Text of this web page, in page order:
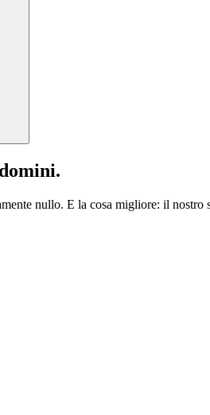
nullo. E la cosa migliore: il nostro